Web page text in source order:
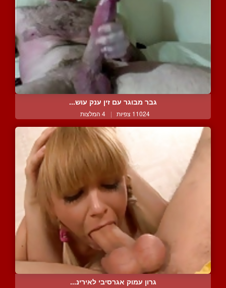
גבר מבוגר עם זין ענק עוש...
11024 צפיות | 4 המלצות
גרון עמוק אגרסיבי לאירינ...